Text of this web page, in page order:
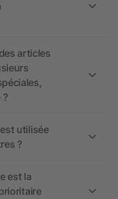
articles
?
utilisée
?
est la